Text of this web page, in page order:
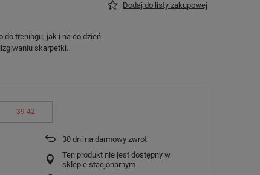
Dodaj do listy zakupowej
do treningu, jak i na co dzień.
skarpetki.
39-42
30 dni na darmowy zwrot
Ten produkt nie jest dostępny w
sklepie stacjonarnym